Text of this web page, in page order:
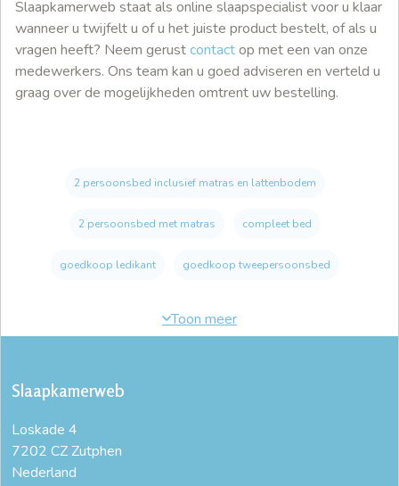
Slaapkamerweb staat als online slaapspecialist voor u klaar
wanneer u twijfelt u of u het juiste product bestelt, of als u
vragen heeft? Neem gerustcontactop met een van onze
medewerkers. Ons team kan u goed adviseren en verteld u
graag over de mogelijkheden omtrent uw bestelling.
2 persoonsbed inclusief matras en lattenbodem
2 persoonsbed met matras compleet bed
goedkoop ledikant goedkoop tweepersoonsbed
Slaapkamerweb
Loskade 4
7202 CZ Zutphen
Nederland